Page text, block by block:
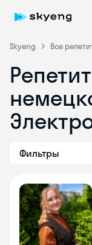
Skyeng Все
ФильтрыSkyeng Chat